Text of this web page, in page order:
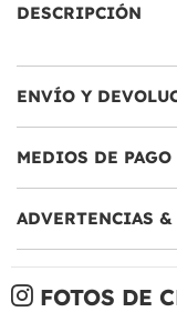
DESCRIPCIÓN
ENVÍO Y
MEDIOS DE PAGO
ADVERTENCIAS &
FOTOS DE